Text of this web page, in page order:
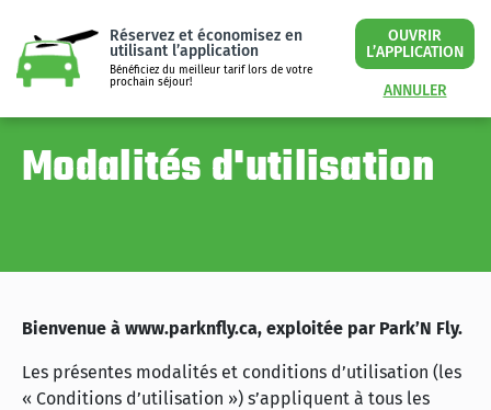
Réservez et économisez en
utilisant l’application
Bénéficiez du meilleur tarif lors de votre
prochain séjour!
OUVRIR
L’APPLICATION
ANNULER
Modalités d'utilisation
Bienvenue à www.parknfly.ca, exploitée par Park’N Fly.
Les présentes modalités et conditions d’utilisation (les
« Conditions d’utilisation ») s’appliquent à tous les